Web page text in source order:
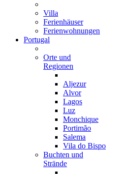
Villa
Ferienhäuser
Ferienwohnungen
Portugal
Orte und
Regionen
Aljezur
Alvor
Lagos
Luz
Monchique
Portimão
Salema
Vila do Bispo
Buchten und
Strände